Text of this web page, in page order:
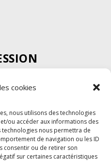
cookies
nous utilisons des technologies
ou accéder aux informations des
nous permettra de
de navigation ou les ID
consentir ou de retirer son
sur certaines caractéristiques